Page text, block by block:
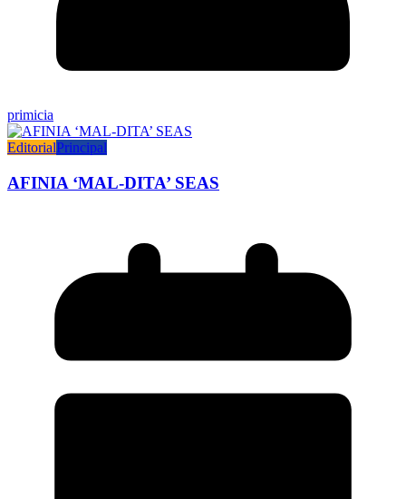
primicia
EditorialPrincipal
AFINIA ‘MAL-DITA’ SEAS